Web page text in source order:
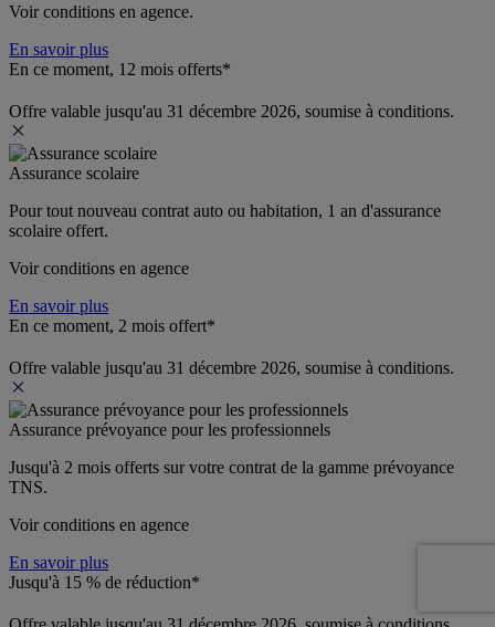
Voir conditions en agence.
En savoir plus
En ce moment, 12 mois offerts*
Offre valable jusqu'au 31 décembre 2026, soumise à conditions.
Assurance scolaire
Pour tout nouveau contrat auto ou habitation, 1 an d'assurance
scolaire offert.
Voir conditions en agence
En savoir plus
En ce moment, 2 mois offert*
Offre valable jusqu'au 31 décembre 2026, soumise à conditions.
Assurance prévoyance pour les professionnels
Jusqu'à 2 mois offerts sur votre contrat de la gamme prévoyance
TNS.
Voir conditions en agence
En savoir plus
Jusqu'à 15 % de réduction*